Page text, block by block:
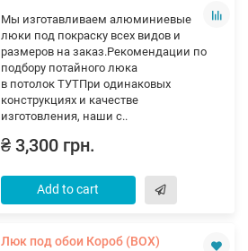
Мы изготавливаем алюминиевые
люки под покраску всех видов и
размеров на заказ.Рекомендации по
подбору потайного люка
в потолок ТУТПри одинаковых
конструкциях и качестве
изготовления, наши с..
₴ 3,300 грн.
Add to cart
Люк под обои Короб (ВОХ)